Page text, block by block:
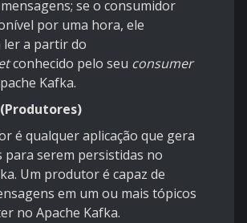
se o consumidor
por uma hora, ele
ler a partir do
conhecido pelo seu consumer
Kafka.
é qualquer aplicação que gera
para serem persistidas no
Um produtor é capaz de
em um ou mais tópicos
no Apache Kafka.